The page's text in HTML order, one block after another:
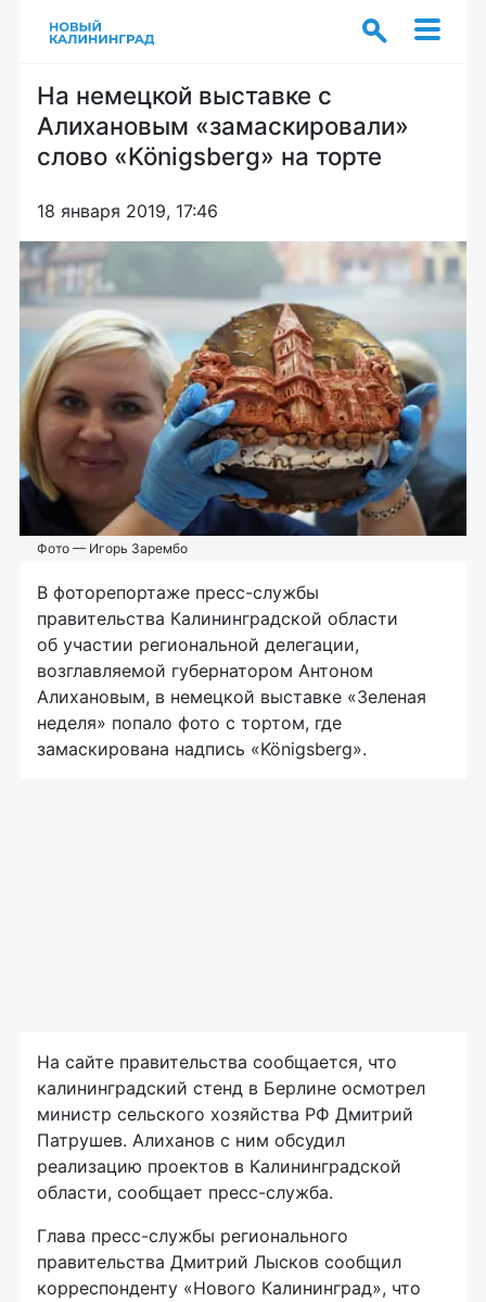
На немецкой выставке с
Алихановым «замаскировали»
слово «Königsberg» на торте
18 января 2019, 17:46
Фото — Игорь Зарембо
В фоторепортаже пресс-службы
правительства Калининградской области
об участии региональной делегации,
возглавляемой губернатором Антоном
Алихановым, в немецкой выставке «Зеленая
неделя» попало фото с тортом, где
замаскирована надпись «Königsberg».
На сайте правительства сообщается, что
калининградский стенд в Берлине осмотрел
министр сельского хозяйства РФ Дмитрий
Патрушев. Алиханов с ним обсудил
реализацию проектов в Калининградской
области, сообщает пресс-служба.
Глава пресс-службы регионального
правительства Дмитрий Лысков сообщил
корреспонденту «Нового Калининград», что